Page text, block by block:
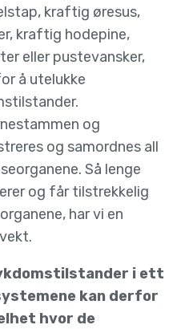
kraftig øresus,
kraftig hodepine,
eller pustevansker,
å utelukke
og
og samordnes all
Så lenge
og får tilstrekkelig
har vi en
i ett
kan derfor
hvor de